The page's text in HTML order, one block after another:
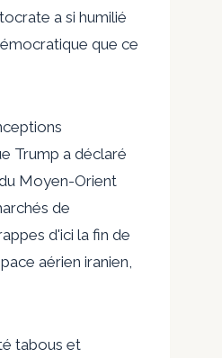
a si humilié
que ce
Trump a déclaré
Moyen-Orient
de
d'ici la fin de
aérien iranien,
tabous et